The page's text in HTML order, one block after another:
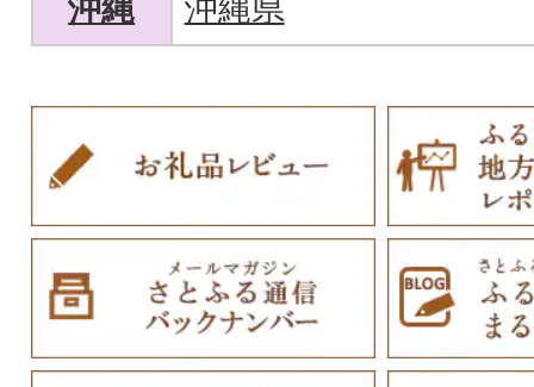
沖縄
沖縄県